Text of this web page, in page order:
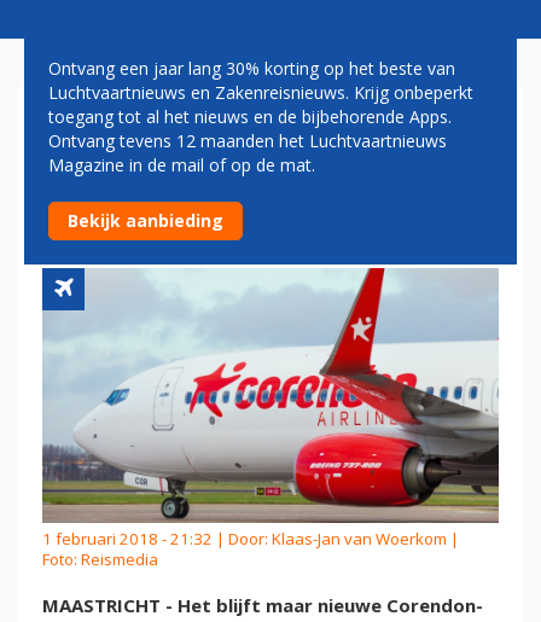
CORENDON KRIJGT GEEN
GENOEG VAN MAASTRICHT
AACHEN AIRPORT
1 februari 2018 - 21:32 | Door: Klaas-Jan van Woerkom |
Foto: Reismedia
MAASTRICHT - Het blijft maar nieuwe Corendon-
Ontvang een jaar lang 30% korting op het beste van
Luchtvaartnieuws en Zakenreisnieuws. Krijg onbeperkt
toegang tot al het nieuws en de bijbehorende Apps.
Ontvang tevens 12 maanden het Luchtvaartnieuws
Magazine in de mail of op de mat.
Bekijk aanbieding